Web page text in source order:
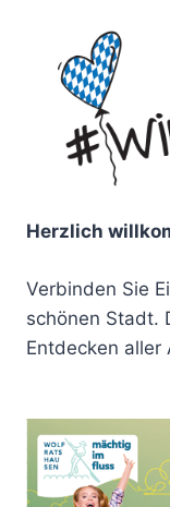
Herzlich
Verbinden Sie
schönen Stadt.
Entdecken aller